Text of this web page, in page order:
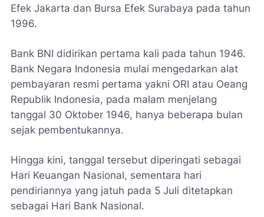
Efek Jakarta dan Bursa Efek Surabaya pada tahun
1996.
Bank BNI didirikan pertama kali pada tahun 1946.
Bank Negara Indonesia mulai mengedarkan alat
pembayaran resmi pertama yakni ORI atau Oeang
Republik Indonesia, pada malam menjelang
tanggal 30 Oktober 1946, hanya beberapa bulan
sejak pembentukannya.
Hingga kini, tanggal tersebut diperingati sebagai
Hari Keuangan Nasional, sementara hari
pendiriannya yang jatuh pada 5 Juli ditetapkan
sebagai Hari Bank Nasional.